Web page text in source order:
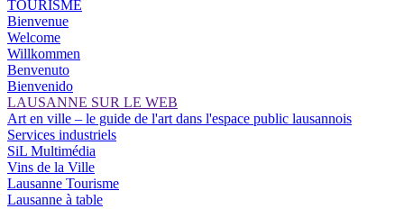
TOURISME
Bienvenue
Welcome
Willkommen
Benvenuto
Bienvenido
LAUSANNE SUR LE WEB
Art en ville – le guide de l'art dans l'espace public lausannois
Services industriels
SiL Multimédia
Vins de la Ville
Lausanne Tourisme
Lausanne à table